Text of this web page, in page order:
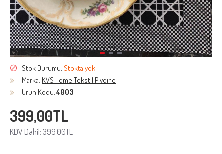
399,00TL
KDV Dahil: 399,00TL
Stok Durumu: Stokta yok
Marka: KVS Home Tekstil Pivoine
Ürün Kodu: 4003